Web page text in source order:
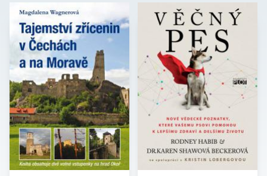
Autor:
Magdalena
Wagnerová
Edice:
mimo edice
Počet stran:
200
Formát:
160 x 230
Vazba:
V8a (pevná)
Obrazová
část:
Barevné fotografie
Datum
vydání:
27. 10. 2011
Rodney Habib, Dr. Karen
Shawová Beckerová
Edice:
Edukace
Počet
stran:
408
Formát:
165 x 237
Vazba:
V8a (pevná)
Datum
vydání:
28. 5. 2024